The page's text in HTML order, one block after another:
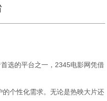
选的平台之一，2345电影网凭借
个性化需求。无论是热映大片还